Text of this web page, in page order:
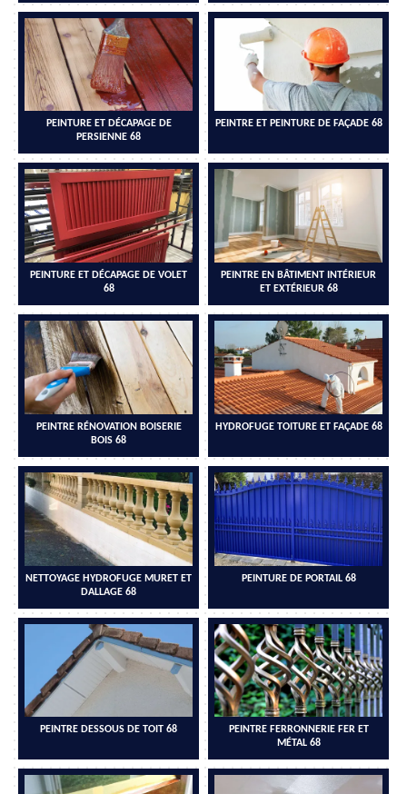
PEINTURE ET DÉCAPAGE DE
PERSIENNE 68
PEINTRE ET PEINTURE DE FAÇADE 68
PEINTURE ET DÉCAPAGE DE VOLET
68
PEINTRE EN BÂTIMENT INTÉRIEUR
ET EXTÉRIEUR 68
PEINTRE RÉNOVATION BOISERIE
BOIS 68
HYDROFUGE TOITURE ET FAÇADE 68
NETTOYAGE HYDROFUGE MURET ET
DALLAGE 68
PEINTURE DE PORTAIL 68
PEINTRE DESSOUS DE TOIT 68
PEINTRE FERRONNERIE FER ET
MÉTAL 68